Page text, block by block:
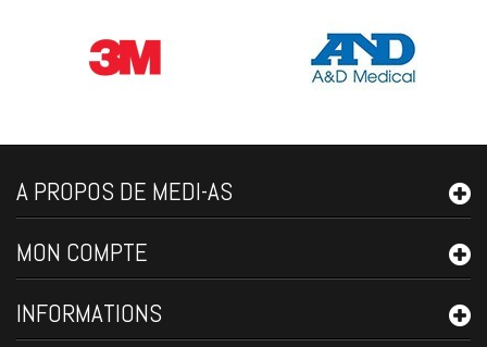
A PROPOS DE MEDI-AS
MON COMPTE
INFORMATIONS